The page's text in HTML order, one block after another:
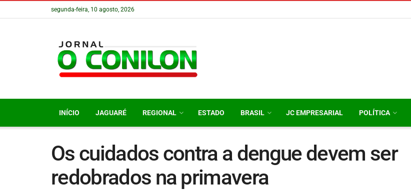
segunda-feira, 10 agosto, 2026
INÍCIO JAGUARÉ REGIONAL ESTADO BRASIL JC EMPRESARIAL POLÍTICA
Os cuidados contra a dengue devem ser
redobrados na primavera